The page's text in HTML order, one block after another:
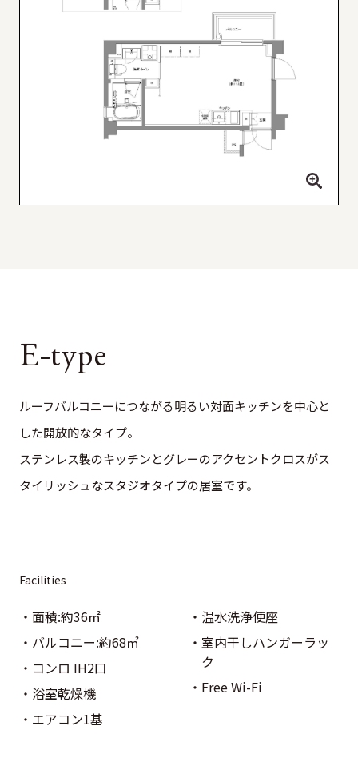
E-type
ルーフバルコニーにつながる明るい対面キッチンを中心と
した開放的なタイプ。
ステンレス製のキッチンとグレーのアクセントクロスがス
タイリッシュなスタジオタイプの居室です。
Facilities
面積:約36㎡
バルコニー:約68㎡
コンロ IH2口
浴室乾燥機
エアコン1基
温水洗浄便座
室内干しハンガーラッ
ク
Free Wi-Fi